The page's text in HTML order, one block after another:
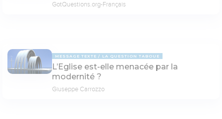
GotQuestions.org-Français
MESSAGE TEXTE LA QUESTION TABOUE
L’Eglise est-elle menacée par la
modernité ?
Giuseppe Carrozzo